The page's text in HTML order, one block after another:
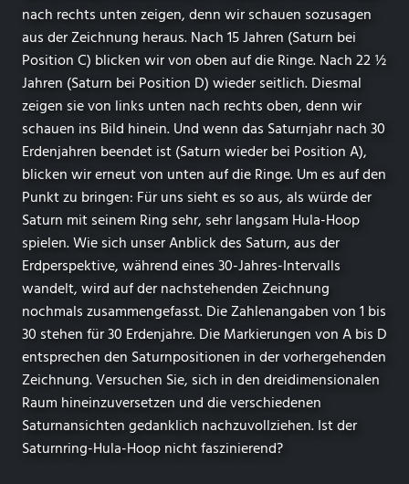
nach rechts unten zeigen, denn wir schauen sozusagen
aus der Zeichnung heraus. Nach 15 Jahren (Saturn bei
Position C) blicken wir von oben auf die Ringe. Nach 22 ½
Jahren (Saturn bei Position D) wieder seitlich. Diesmal
zeigen sie von links unten nach rechts oben, denn wir
schauen ins Bild hinein. Und wenn das Saturnjahr nach 30
Erdenjahren beendet ist (Saturn wieder bei Position A),
blicken wir erneut von unten auf die Ringe. Um es auf den
Punkt zu bringen: Für uns sieht es so aus, als würde der
Saturn mit seinem Ring sehr, sehr langsam Hula-Hoop
spielen. Wie sich unser Anblick des Saturn, aus der
Erdperspektive, während eines 30-Jahres-Intervalls
wandelt, wird auf der nachstehenden Zeichnung
nochmals zusammengefasst. Die Zahlenangaben von 1 bis
30 stehen für 30 Erdenjahre. Die Markierungen von A bis D
entsprechen den Saturnpositionen in der vorhergehenden
Zeichnung. Versuchen Sie, sich in den dreidimensionalen
Raum hineinzuversetzen und die verschiedenen
Saturnansichten gedanklich nachzuvollziehen. Ist der
Saturnring-Hula-Hoop nicht faszinierend?